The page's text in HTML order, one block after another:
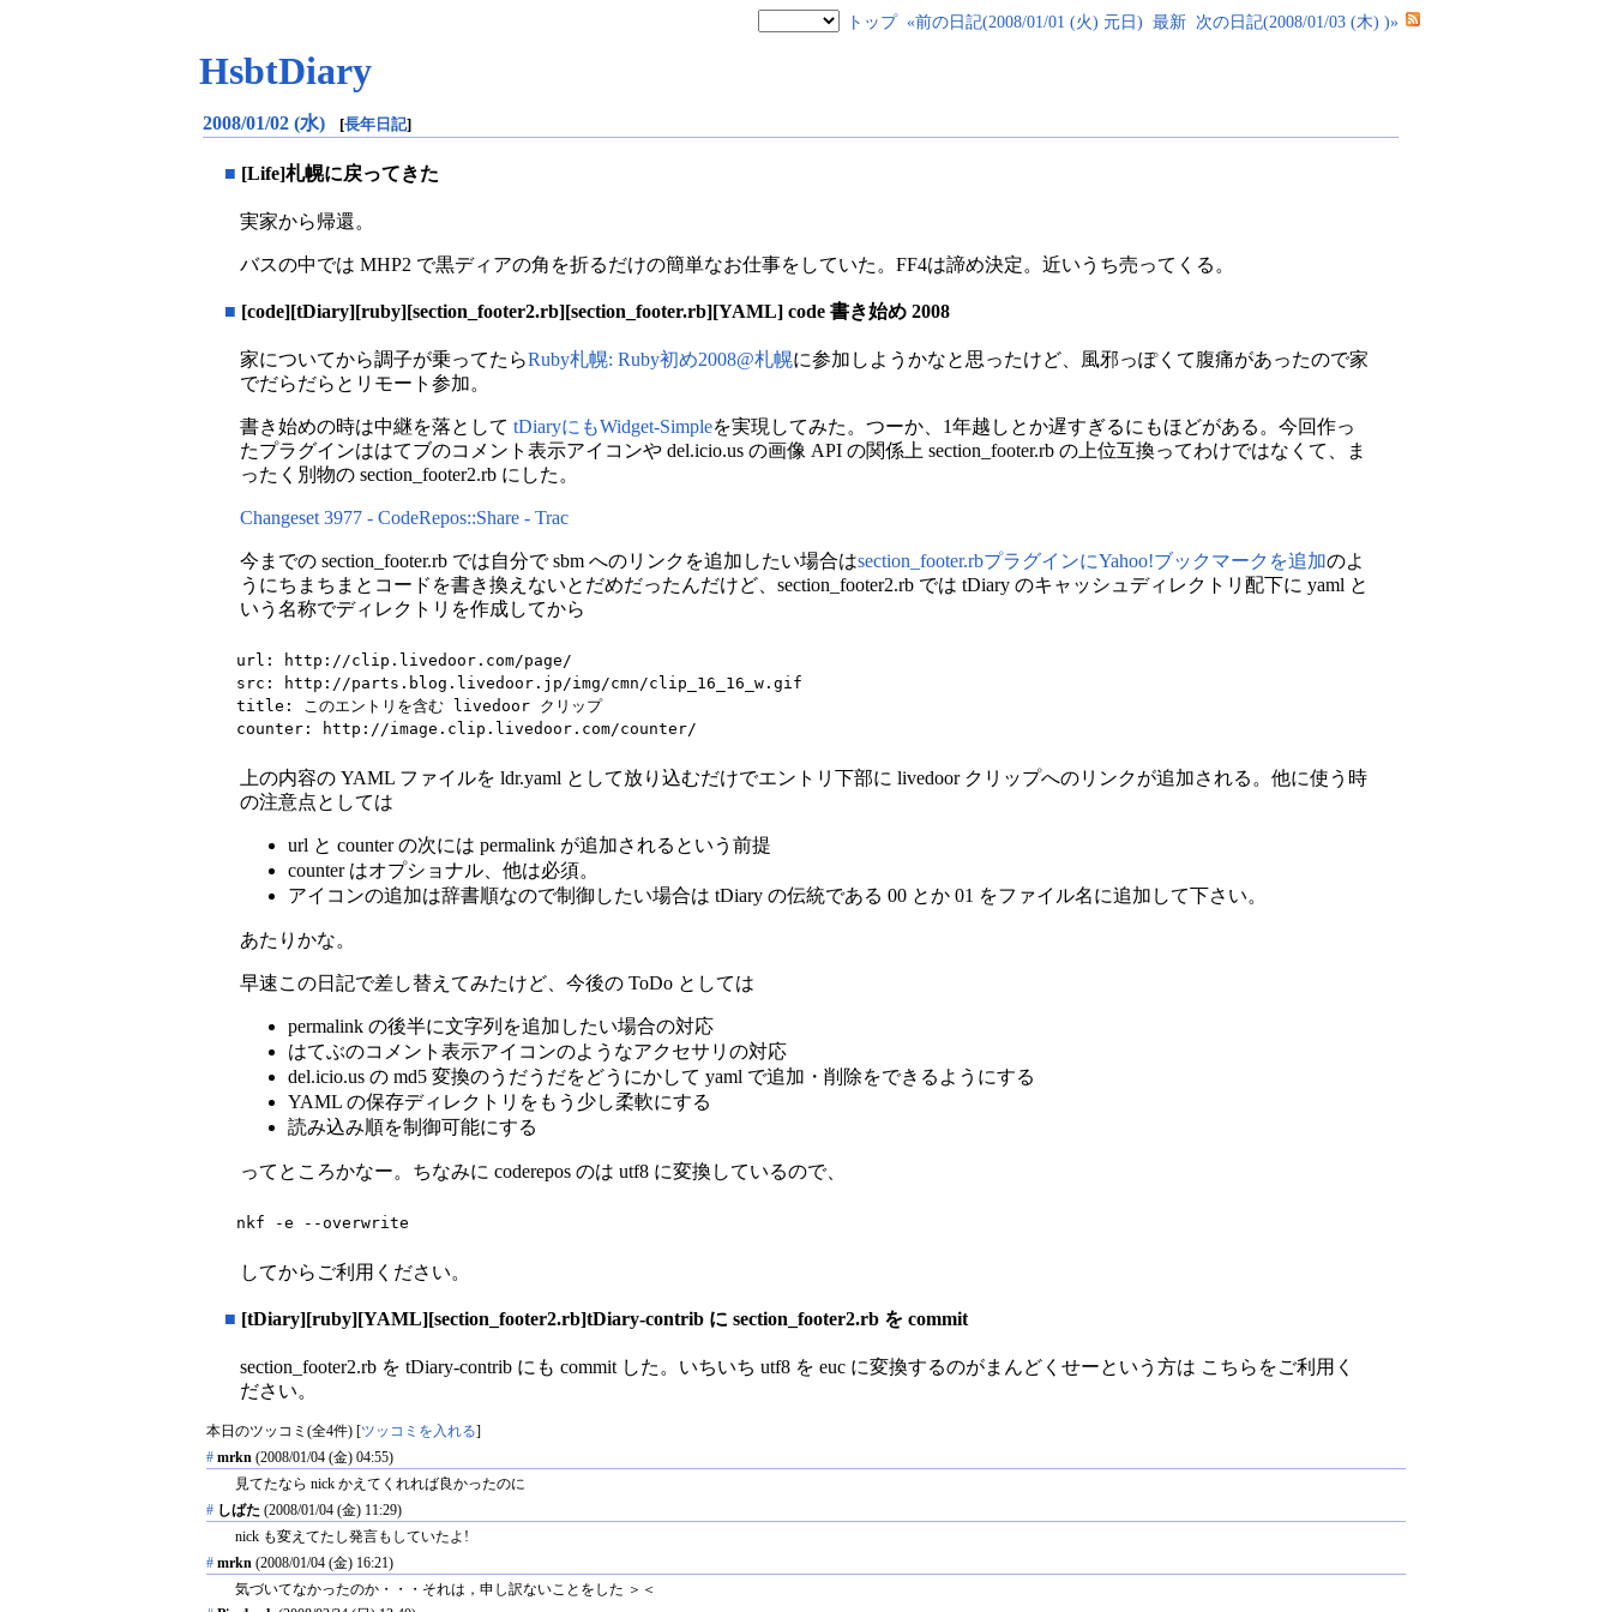
トップ «前の日記(2008/01/01 (火) 元日) 最新 次の日記(2008/01/03 (木) )»
HsbtDiary
2008/01/02 (水) [長年日記]
■ [Life]札幌に戻ってきた
実家から帰還。
バスの中では MHP2 で黒ディアの角を折るだけの簡単なお仕事をしていた。FF4は諦め決定。近いうち売ってくる。
■ [code][tDiary][ruby][section_footer2.rb][section_footer.rb][YAML] code 書き始め 2008
家についてから調子が乗ってたらRuby札幌: Ruby初め2008@札幌に参加しようかなと思ったけど、風邪っぽくて腹痛があったので家
でだらだらとリモート参加。
書き始めの時は中継を落として tDiaryにもWidget-Simpleを実現してみた。つーか、1年越しとか遅すぎるにもほどがある。今回作っ
たプラグインははてブのコメント表示アイコンや del.icio.us の画像 API の関係上 section_footer.rb の上位互換ってわけではなくて、ま
ったく別物の section_footer2.rb にした。
Changeset 3977 - CodeRepos::Share - Trac
今までの section_footer.rb では自分で sbm へのリンクを追加したい場合はsection_footer.rbプラグインにYahoo!ブックマークを追加のよ
うにちまちまとコードを書き換えないとだめだったんだけど、section_footer2.rb では tDiary のキャッシュディレクトリ配下に yaml と
いう名称でディレクトリを作成してから
url: http://clip.livedoor.com/page/
src: http://parts.blog.livedoor.jp/img/cmn/clip_16_16_w.gif
title: このエントリを含む livedoor クリップ
counter: http://image.clip.livedoor.com/counter/
上の内容の YAML ファイルを ldr.yaml として放り込むだけでエントリ下部に livedoor クリップへのリンクが追加される。他に使う時
の注意点としては
url と counter の次には permalink が追加されるという前提
counter はオプショナル、他は必須。
アイコンの追加は辞書順なので制御したい場合は tDiary の伝統である 00 とか 01 をファイル名に追加して下さい。
あたりかな。
早速この日記で差し替えてみたけど、今後の ToDo としては
permalink の後半に文字列を追加したい場合の対応
はてぶのコメント表示アイコンのようなアクセサリの対応
del.icio.us の md5 変換のうだうだをどうにかして yaml で追加・削除をできるようにする
YAML の保存ディレクトリをもう少し柔軟にする
読み込み順を制御可能にする
ってところかなー。ちなみに coderepos のは utf8 に変換しているので、
nkf -e --overwrite
してからご利用ください。
■ [tDiary][ruby][YAML][section_footer2.rb]tDiary-contrib に section_footer2.rb を commit
section_footer2.rb を tDiary-contrib にも commit した。いちいち utf8 を euc に変換するのがまんどくせーという方は こちらをご利用く
ださい。
本日のツッコミ(全4件) [ ツッコミを入れる
# mrkn (2008/01/04 (金) 04:55)
見てたなら nick かえてくれれば良かったのに
# しばた (2008/01/04 (金) 11:29)
nick も変えてたし発言もしていたよ!
# mrkn (2008/01/04 (金) 16:21)
気づいてなかったのか・・・それは，申し訳ないことをした ＞＜